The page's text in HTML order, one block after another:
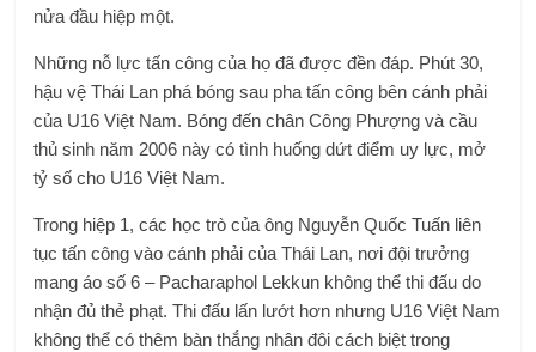
nửa đầu hiệp một.
Những nỗ lực tấn công của họ đã được đền đáp. Phút 30,
hậu vệ Thái Lan phá bóng sau pha tấn công bên cánh phải
của U16 Việt Nam. Bóng đến chân Công Phượng và cầu
thủ sinh năm 2006 này có tình huống dứt điểm uy lực, mở
tỷ số cho U16 Việt Nam.
Trong hiệp 1, các học trò của ông Nguyễn Quốc Tuấn liên
tục tấn công vào cánh phải của Thái Lan, nơi đội trưởng
mang áo số 6 – Pacharaphol Lekkun không thể thi đấu do
nhận đủ thẻ phạt. Thi đấu lấn lướt hơn nhưng U16 Việt Nam
không thể có thêm bàn thắng nhân đôi cách biệt trong